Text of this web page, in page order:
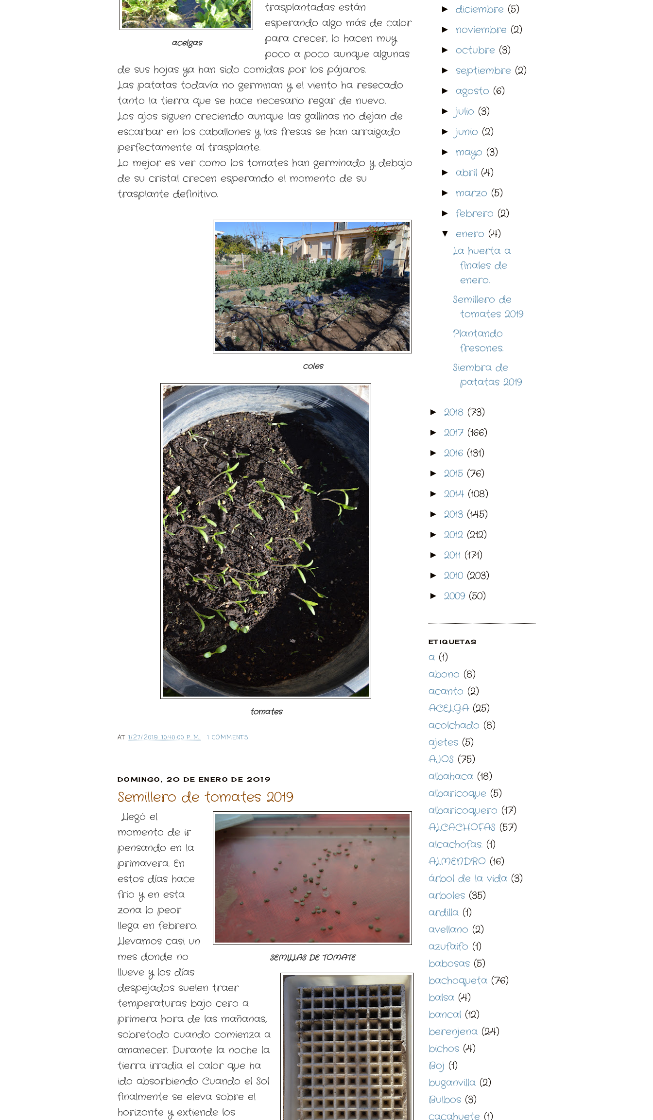
acelgas
trasplantadas están
esperando algo más de calor
para crecer, lo hacen muy
poco a poco aunque algunas
de sus hojas ya han sido comidas por los pájaros.
Las patatas todavía no germinan y el viento ha resecado
tanto la tierra que se hace necesario regar de nuevo.
Los ajos siguen creciendo aunque las gallinas no dejan de
escarbar en los caballones y las fresas se han arraigado
perfectamente al trasplante.
Lo mejor es ver como los tomates han germinado y debajo
de su cristal crecen esperando el momento de su
trasplante definitivo.
coles
tomates
AT1/27/2019 10:40:00 P. M. 1 COMMENTS
DOMINGO, 20 DE ENERO DE 2019
Semillero de tomates 2019
SEMILLAS DE TOMATE
Llegó el
momento de ir
pensando en la
primavera. En
estos días hace
frio y en esta
zona lo peor
llega en febrero.
Llevamos casi un
mes donde no
llueve y los días
despejados suelen traer
temperaturas bajo cero a
primera hora de las mañanas,
sobretodo cuando comienza a
amanecer. Durante la noche la
tierra irradia el calor que ha
ido absorbiendo Cuando el Sol
finalmente se eleva sobre el
horizonte y extiende los
► diciembre (5)
► noviembre (2)
► octubre (3)
► septiembre (2)
► agosto (6)
► julio (3)
► junio (2)
► mayo (3)
► abril (4)
► marzo (5)
► febrero (2)
▼ enero (4)
La huerta a
finales de
enero.
Semillero de
tomates 2019
Plantando
fresones.
Siembra de
patatas 2019
► 2018 (73)
► 2017 (166)
► 2016 (131)
► 2015 (76)
► 2014 (108)
► 2013 (145)
► 2012 (212)
► 2011 (171)
► 2010 (203)
► 2009 (50)
ETIQUETAS
a (1)
abono (8)
acanto (2)
ACELGA (25)
acolchado (8)
ajetes (5)
AJOS (75)
albahaca (18)
albaricoque (5)
albaricoquero (17)
ALCACHOFAS (57)
alcachofas. (1)
ALMENDRO (16)
árbol de la vida (3)
arboles (35)
ardilla (1)
avellano (2)
azufaifo (1)
babosas (5)
bachoqueta (76)
balsa (4)
bancal (12)
berenjena (24)
bichos (4)
Boj (1)
buganvilla (2)
Bulbos (3)
cacahuete (1)